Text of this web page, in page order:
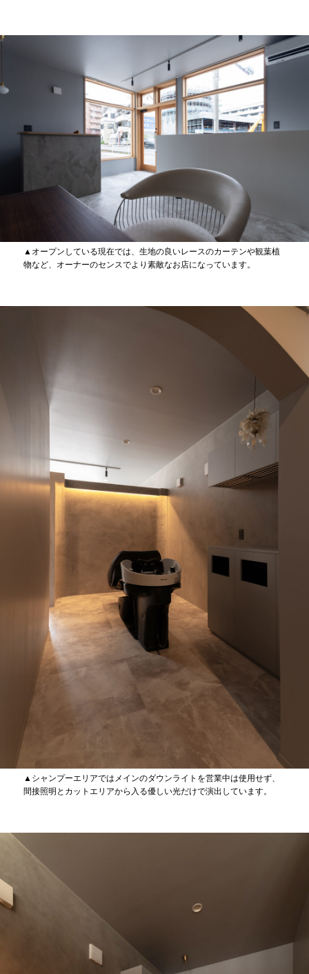
▲オープンしている現在では、生地の良いレースのカーテンや観葉植
物など、オーナーのセンスでより素敵なお店になっています。
▲シャンプーエリアではメインのダウンライトを営業中は使用せず、
間接照明とカットエリアから入る優しい光だけで演出しています。